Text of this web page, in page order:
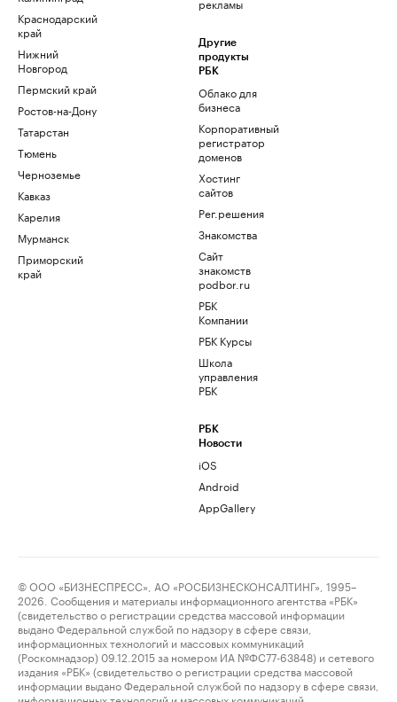
Краснодарский
край
Нижний
Новгород
Пермский край
Ростов-на-Дону
Татарстан
Тюмень
Черноземье
Кавказ
Карелия
Мурманск
Приморский
край
Другие
продукты
РБК
Облако для
бизнеса
Корпоративный
регистратор
доменов
Хостинг
сайтов
Рег.решения
Знакомства
Сайт
знакомств
podbor.ru
РБК
Компании
РБК Курсы
Школа
управления
РБК
РБК
Новости
iOS
Android
AppGallery
© ООО «БИЗНЕСПРЕСС», АО «РОСБИЗНЕСКОНСАЛТИНГ», 1995–
2026. Сообщения и материалы информационного агентства «РБК»
(свидетельство о регистрации средства массовой информации
выдано Федеральной службой по надзору в сфере связи,
информационных технологий и массовых коммуникаций
(Роскомнадзор) 09.12.2015 за номером ИА №ФС77-63848) и сетевого
издания «РБК» (свидетельство о регистрации средства массовой
информации выдано Федеральной службой по надзору в сфере связи,